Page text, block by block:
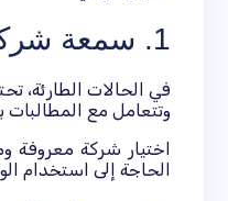
1. سمعة شركة التأمين
في الحالات الطارئة،
وتتعامل مع المطالبات
اختيار شركة معروفة
الحاجة إلى استخدام